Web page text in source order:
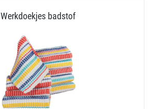
Werkdoekjes badstof